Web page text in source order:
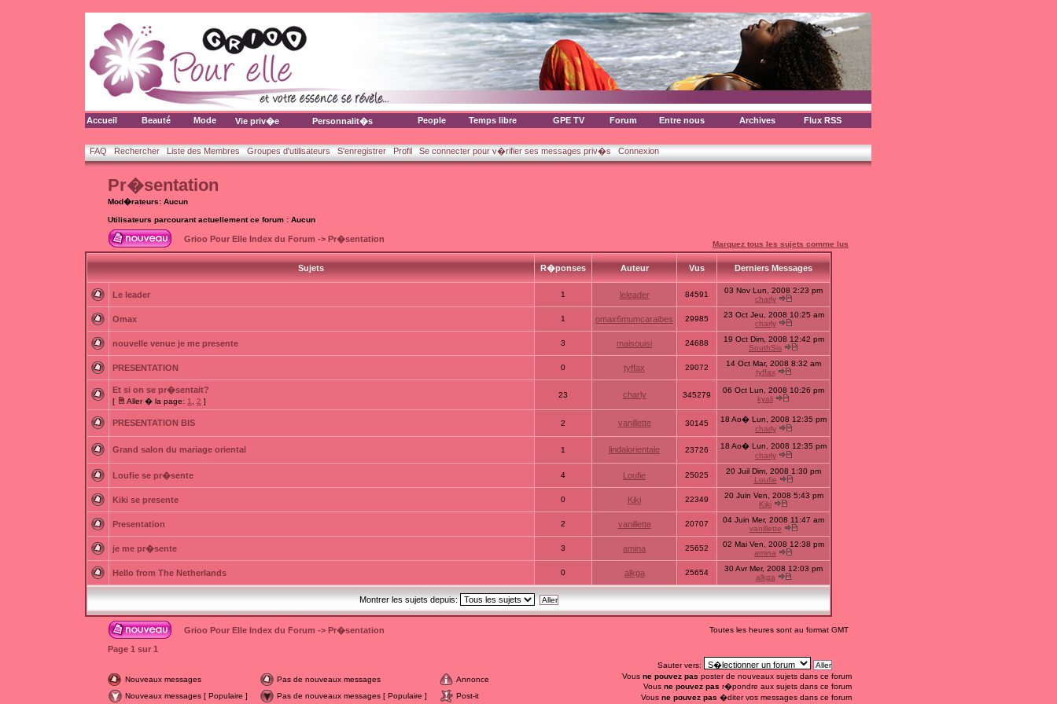
Accueil Beauté Mode Vie priv�e Personnalit�s People Temps libre GPE TV Forum Entre nous Archives Flux RSS
FAQ Rechercher Liste des Membres Groupes d'utilisateurs S'enregistrer Profil Se connecter pour v�rifier ses messages priv�s Connexion
Pr�sentation
Mod�rateurs: Aucun
Utilisateurs parcourant actuellement ce forum : Aucun
Grioo Pour Elle Index du Forum -> Pr�sentation
Marquez tous les sujets comme lus
Sujets R�ponses Auteur Vus Derniers Messages
Le leader 1 leleader 84591
03 Nov Lun, 2008 2:23 pm
charly
Omax 1 omax6mumcaraibes 29985
23 Oct Jeu, 2008 10:25 am
charly
nouvelle venue je me presente 3 maisouisi 24688
19 Oct Dim, 2008 12:42 pm
SouthSis
PRESENTATION 0 tyffax 29072
14 Oct Mar, 2008 8:32 am
tyffax
Et si on se pr�sentait?
[ Aller � la page: 1 2 ]
23 charly 345279
06 Oct Lun, 2008 10:26 pm
kyali
PRESENTATION BIS 2 vanillette 30145
18 Ao� Lun, 2008 12:35 pm
charly
Grand salon du mariage oriental 1 lindalorientale 23726
18 Ao� Lun, 2008 12:35 pm
charly
Loufie se pr�sente 4 Loufie 25025
20 Juil Dim, 2008 1:30 pm
Loufie
Kiki se presente 0 Kiki 22349
20 Juin Ven, 2008 5:43 pm
Kiki
Presentation 2 vanillette 20707
04 Juin Mer, 2008 11:47 am
vanillette
je me pr�sente 3 amina 25652
02 Mai Ven, 2008 12:38 pm
amina
Hello from The Netherlands 0 alkga 25654
30 Avr Mer, 2008 12:03 pm
alkga
Montrer les sujets depuis:
Grioo Pour Elle Index du Forum -> Pr�sentation Toutes les heures sont au format GMT
Page 1 sur 1
Sauter vers:
Nouveaux messages
Pas de nouveaux messages
Annonce
Nouveaux messages [ Populaire ]
Pas de nouveaux messages [ Populaire ] Post-it
Vous ne pouvez pas poster de nouveaux sujets dans ce forum
Vous ne pouvez pas r�pondre aux sujets dans ce forum
Vous ne pouvez pas �diter vos messages dans ce forum